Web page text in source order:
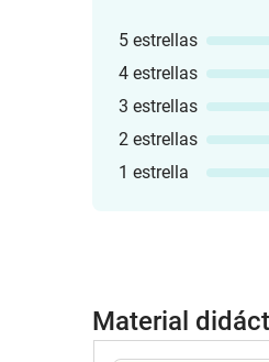
5 estrellas
4 estrellas
3 estrellas
2 estrellas
1 estrella
Material